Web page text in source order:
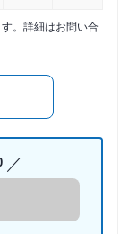
。詳細はお問い合